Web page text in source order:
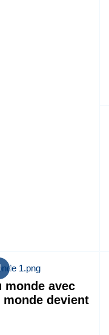
monde avec
devient